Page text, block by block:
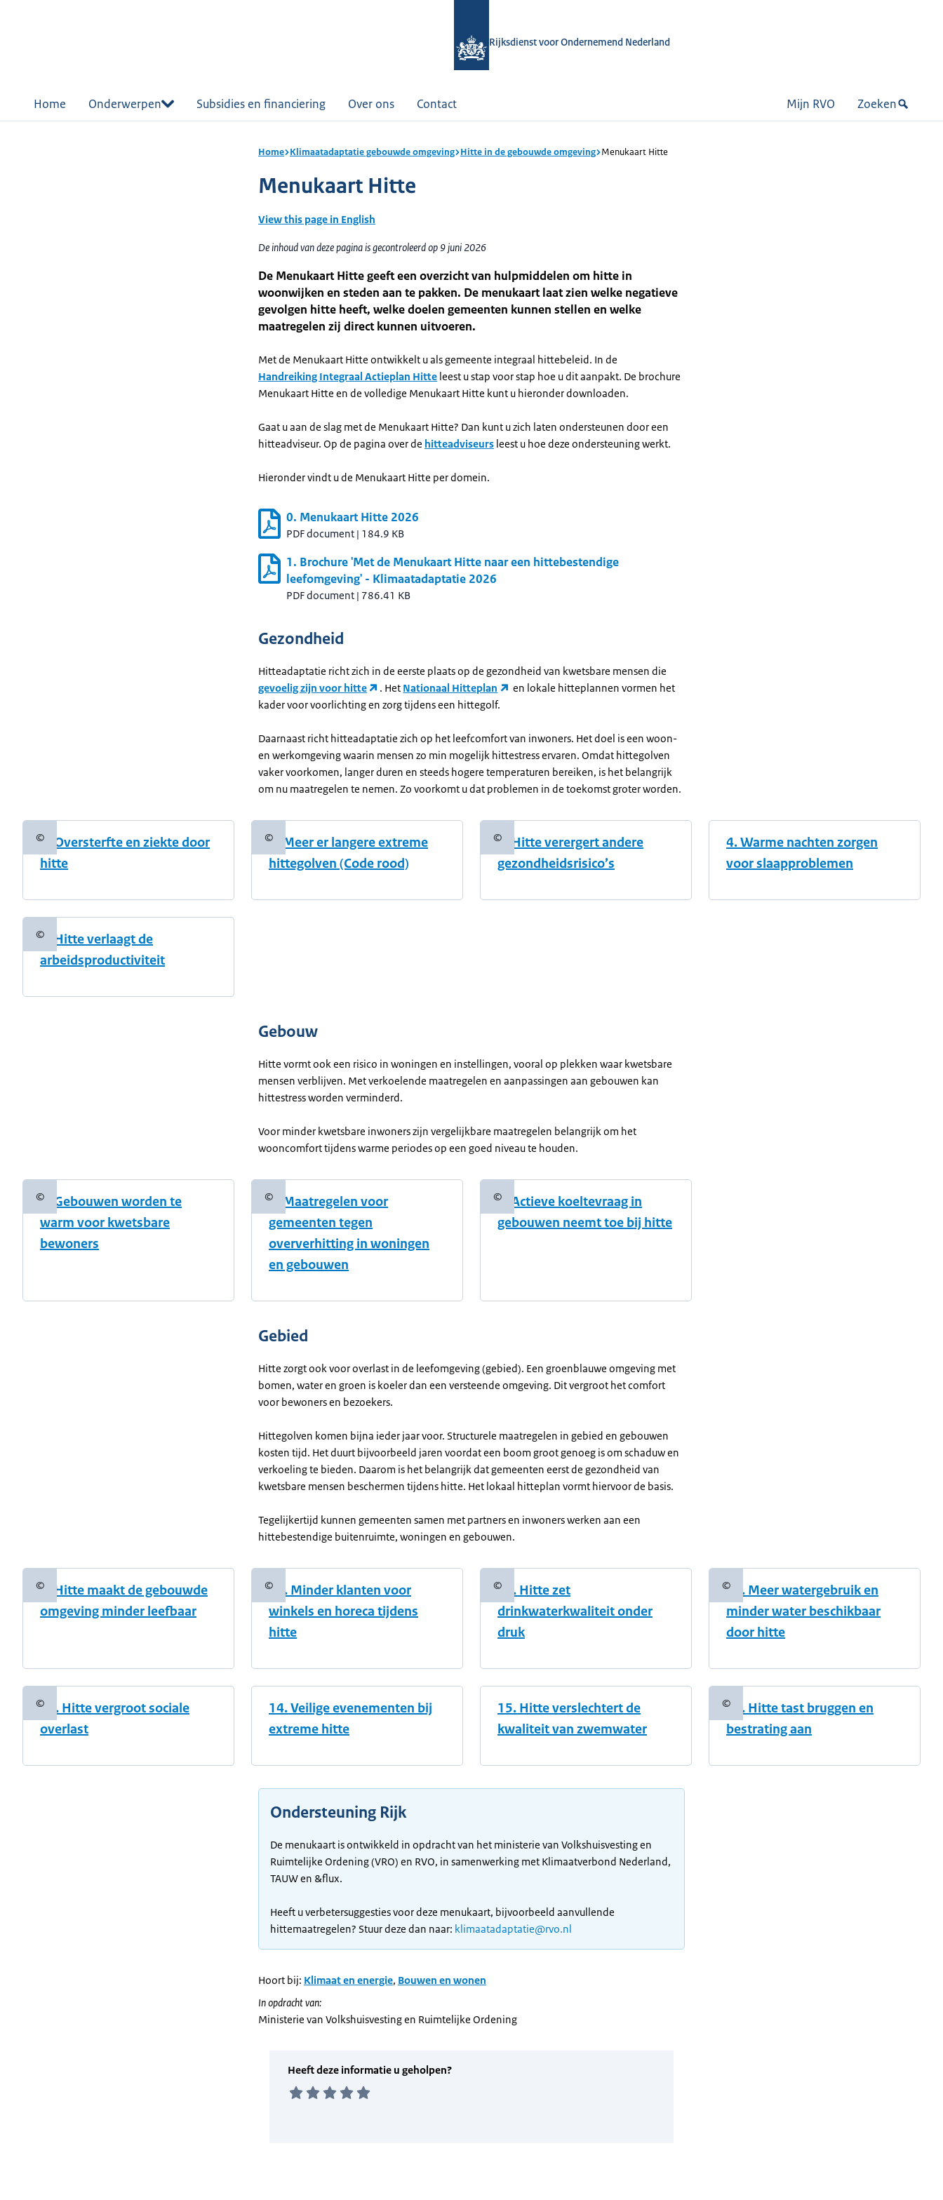
Rijksdienst voor Ondernemend Nederland
Home Onderwerpen Subsidies en financiering Over ons Contact Mijn RVO Zoeken
Home Klimaatadaptatie gebouwde omgeving Hitte in de gebouwde omgeving Menukaart Hitte
Menukaart Hitte
View this page in English
De inhoud van deze pagina is gecontroleerd op 9 juni 2026
De Menukaart Hitte geeft een overzicht van hulpmiddelen om hitte in
woonwijken en steden aan te pakken. De menukaart laat zien welke negatieve
gevolgen hitte heeft, welke doelen gemeenten kunnen stellen en welke
maatregelen zij direct kunnen uitvoeren.
Met de Menukaart Hitte ontwikkelt u als gemeente integraal hittebeleid. In de
Handreiking Integraal Actieplan Hitte leest u stap voor stap hoe u dit aanpakt. De brochure
Menukaart Hitte en de volledige Menukaart Hitte kunt u hieronder downloaden.
Gaat u aan de slag met de Menukaart Hitte? Dan kunt u zich laten ondersteunen door een
hitteadviseur. Op de pagina over de hitteadviseurs leest u hoe deze ondersteuning werkt.
Hieronder vindt u de Menukaart Hitte per domein.
0. Menukaart Hitte 2026
PDF document | 184.9 KB
1. Brochure 'Met de Menukaart Hitte naar een hittebestendige
leefomgeving' - Klimaatadaptatie 2026
PDF document | 786.41 KB
Gezondheid
Hitteadaptatie richt zich in de eerste plaats op de gezondheid van kwetsbare mensen die
gevoelig zijn voor hitte
. Het Nationaal Hitteplan
en lokale hitteplannen vormen het
kader voor voorlichting en zorg tijdens een hittegolf.
Daarnaast richt hitteadaptatie zich op het leefcomfort van inwoners. Het doel is een woon-
en werkomgeving waarin mensen zo min mogelijk hittestress ervaren. Omdat hittegolven
vaker voorkomen, langer duren en steeds hogere temperaturen bereiken, is het belangrijk
om nu maatregelen te nemen. Zo voorkomt u dat problemen in de toekomst groter worden.
©Copyrightinformatie
1. Oversterfte en ziekte door
hitte
©Copyrightinformatie
2. Meer er langere extreme
hittegolven (Code rood)
©Copyrightinformatie
3. Hitte verergert andere
gezondheidsrisico’s
4. Warme nachten zorgen
voor slaapproblemen
©Copyrightinformatie
5. Hitte verlaagt de
arbeidsproductiviteit
Gebouw
Hitte vormt ook een risico in woningen en instellingen, vooral op plekken waar kwetsbare
mensen verblijven. Met verkoelende maatregelen en aanpassingen aan gebouwen kan
hittestress worden verminderd.
Voor minder kwetsbare inwoners zijn vergelijkbare maatregelen belangrijk om het
wooncomfort tijdens warme periodes op een goed niveau te houden.
©Copyrightinformatie
6. Gebouwen worden te
warm voor kwetsbare
bewoners
©Copyrightinformatie
7. Maatregelen voor
gemeenten tegen
oververhitting in woningen
en gebouwen
©Copyrightinformatie
8. Actieve koeltevraag in
gebouwen neemt toe bij hitte
Gebied
Hitte zorgt ook voor overlast in de leefomgeving (gebied). Een groenblauwe omgeving met
bomen, water en groen is koeler dan een versteende omgeving. Dit vergroot het comfort
voor bewoners en bezoekers.
Hittegolven komen bijna ieder jaar voor. Structurele maatregelen in gebied en gebouwen
kosten tijd. Het duurt bijvoorbeeld jaren voordat een boom groot genoeg is om schaduw en
verkoeling te bieden. Daarom is het belangrijk dat gemeenten eerst de gezondheid van
kwetsbare mensen beschermen tijdens hitte. Het lokaal hitteplan vormt hiervoor de basis.
Tegelijkertijd kunnen gemeenten samen met partners en inwoners werken aan een
hittebestendige buitenruimte, woningen en gebouwen.
©Copyrightinformatie
9. Hitte maakt de gebouwde
omgeving minder leefbaar
©Copyrightinformatie
10. Minder klanten voor
winkels en horeca tijdens
hitte
©Copyrightinformatie
11. Hitte zet
drinkwaterkwaliteit onder
druk
©Copyrightinformatie
12. Meer watergebruik en
minder water beschikbaar
door hitte
©Copyrightinformatie
13. Hitte vergroot sociale
overlast
14. Veilige evenementen bij
extreme hitte
15. Hitte verslechtert de
kwaliteit van zwemwater
©Copyrightinformatie
16. Hitte tast bruggen en
bestrating aan
Ondersteuning Rijk
De menukaart is ontwikkeld in opdracht van het ministerie van Volkshuisvesting en
Ruimtelijke Ordening (VRO) en RVO, in samenwerking met Klimaatverbond Nederland,
TAUW en &flux.
Heeft u verbetersuggesties voor deze menukaart, bijvoorbeeld aanvullende
hittemaatregelen? Stuur deze dan naar: klimaatadaptatie@rvo.nl
Hoort bij: Klimaat en energie, Bouwen en wonen
In opdracht van:
Ministerie van Volkshuisvesting en Ruimtelijke Ordening